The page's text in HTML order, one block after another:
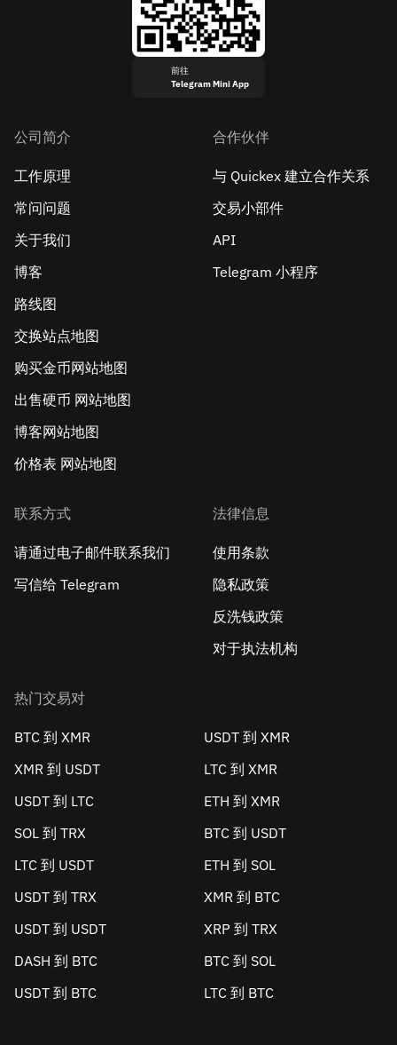
前往
Telegram Mini App
公司简介
工作原理
常问问题
关于我们
博客
路线图
交换站点地图
购买金币网站地图
出售硬币 网站地图
博客网站地图
价格表 网站地图
合作伙伴
与 Quickex 建立合作关系
交易小部件
API
Telegram 小程序
联系方式
请通过电子邮件联系我们
写信给 Telegram
法律信息
使用条款
隐私政策
反洗钱政策
对于执法机构
热门交易对
BTC 到 XMR
USDT 到 XMR
XMR 到 USDT
LTC 到 XMR
USDT 到 LTC
ETH 到 XMR
SOL 到 TRX
BTC 到 USDT
LTC 到 USDT
ETH 到 SOL
USDT 到 TRX
XMR 到 BTC
USDT 到 USDT
XRP 到 TRX
DASH 到 BTC
BTC 到 SOL
USDT 到 BTC
LTC 到 BTC